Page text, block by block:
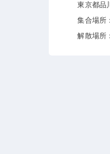
東京都品
集合場所
解散場所